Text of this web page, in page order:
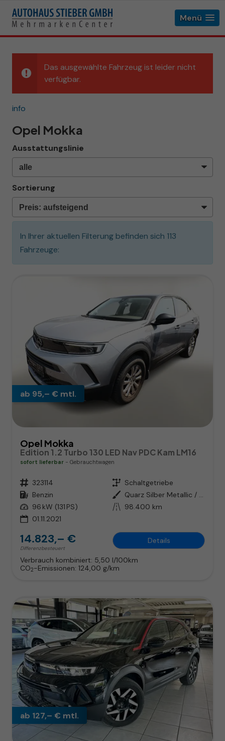
Menü
Das ausgewählte Fahrzeug ist leider nicht
verfügbar.
info
Opel Mokka
Ausstattungslinie
Sortierung
In Ihrer aktuellen Filterung befinden sich 113
Fahrzeuge:
ab 95,– € mtl.
Opel Mokka
Edition 1.2 Turbo 130 LED Nav PDC Kam LM16
sofort lieferbar Gebrauchtwagen
Fahrzeugnr. 323114 Getriebe Schaltgetriebe
Kraftstoff Benzin Außenfarbe
Quarz Silber Metallic / Dach: Sc
Leistung 96 kW (131 PS) Kilometerstand 98.400 km
01.11.2021
14.823,– €
Differenzbesteuert
Details
Verbrauch kombiniert: 5,50 l/100km
CO2-Emissionen: 124,00 g/km
ab 127,– € mtl.